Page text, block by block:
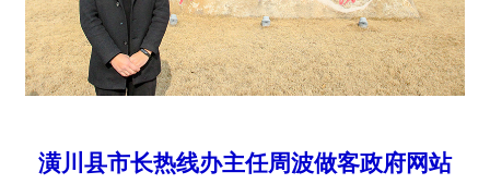
潢川县市长热线办主任周波做客政府网站